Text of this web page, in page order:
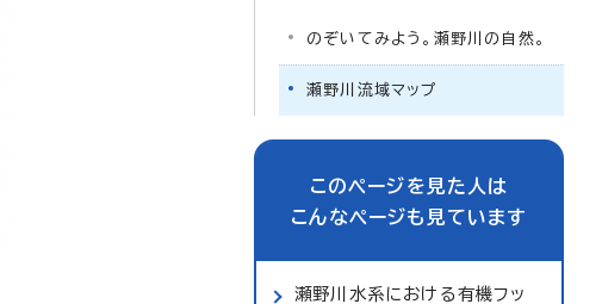
のぞいてみよう。瀬野川の自然。
瀬野川流域マップ
このページを見た人は
こんなページも見ています
瀬野川水系における有機フッ